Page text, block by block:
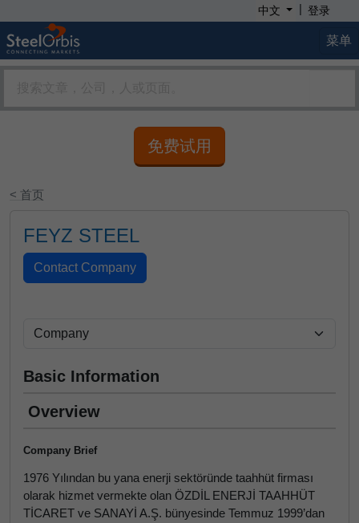
中文 | 登录
菜单
免费试用
< 首页
FEYZ STEEL
Basic Information
Overview
Company Brief
1976 Yılından bu yana enerji sektöründe taahhüt firması
olarak hizmet vermekte olan ÖZDİL ENERJİ TAAHHÜT
TİCARET ve SANAYİ A.Ş. bünyesinde Temmuz 1999’dan